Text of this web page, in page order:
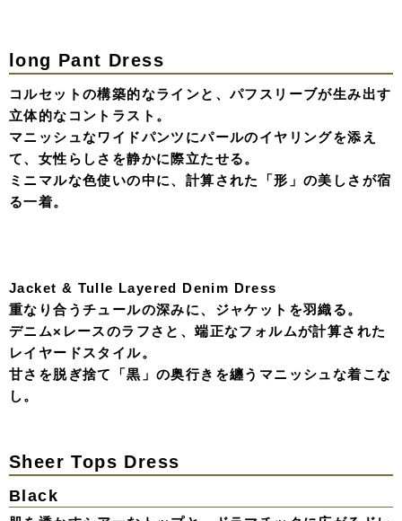
3Dビスチェの立体感と、動くたび揺れるシャギースカー
トのコントラスト。
オーガンジーのグローブを合わせ、クラシカルな気品に少
しのエッジをプラスする。 素材の表情で語る、ミニマル
で圧倒的な存在感。
デコルテを美しく見せるオフショルダースタイルが、
クリーンな白に柔らかなニュアンスを。
Peplum Pant Dress
パンツの質感が生み出す洗練されたシルエット。
パールリボンビスチェやシアーなグローブが、クラシカル
な装いに遊び心をプラスする。